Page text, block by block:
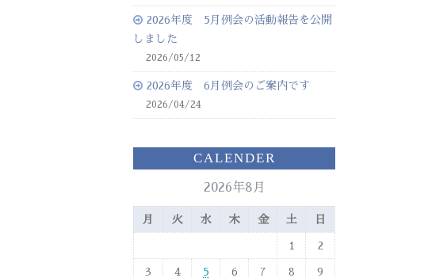
2026年度 5月例会の活動報告を公開
しました
2026/05/12
2026年度 6月例会のご案内です
2026/04/24
CALENDER
2026年8月
月 火 水 木 金 土 日
1 2
3 4 5 6 7 8 9